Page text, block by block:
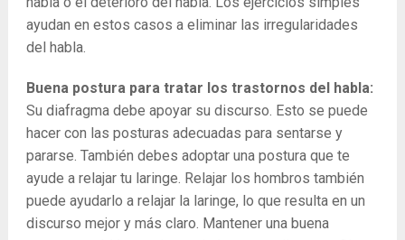
ayudan en estos casos a eliminar las irregularidades
del habla.
Buena postura para tratar los trastornos del habla:
Su diafragma debe apoyar su discurso. Esto se puede
hacer con las posturas adecuadas para sentarse y
pararse. También debes adoptar una postura que te
ayude a relajar tu laringe. Relajar los hombros también
puede ayudarlo a relajar la laringe, lo que resulta en un
discurso mejor y más claro. Mantener una buena